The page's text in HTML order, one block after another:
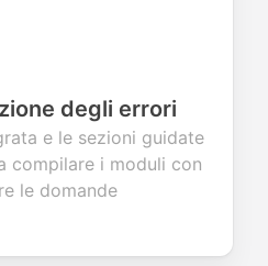
degli errori
e le sezioni guidate
compilare i moduli con
le domande